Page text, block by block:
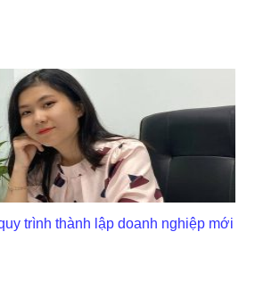
trình thành lập doanh nghiệp mới